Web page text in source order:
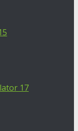
17